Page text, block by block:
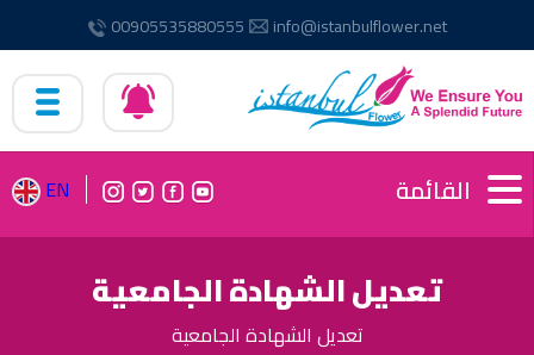
info@istanbulflower.net
00905535880555
القائمة EN
تعديل الشهادة الجامعية
تعديل الشهادة الجامعية